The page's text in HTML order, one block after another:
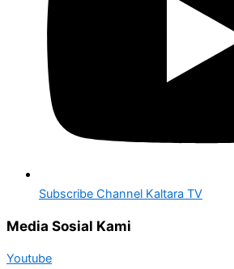
Subscribe Channel Kaltara TV
Media Sosial Kami
Youtube